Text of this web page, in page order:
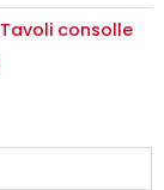
Tavoli consolle